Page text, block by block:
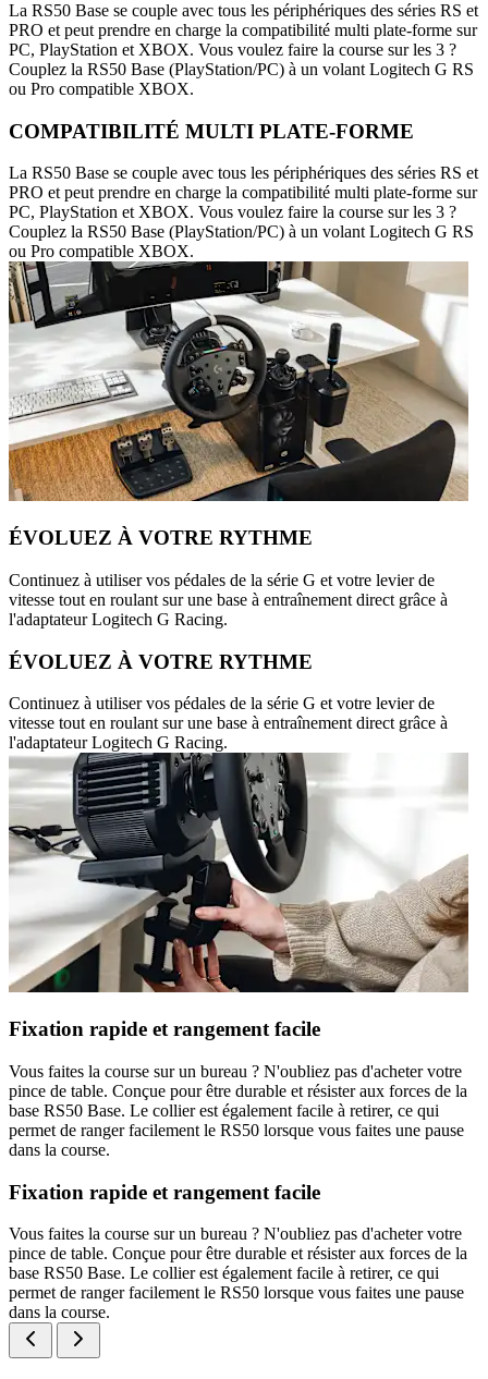
La RS50 Base se couple avec tous les périphériques des séries RS et
PRO et peut prendre en charge la compatibilité multi plate-forme sur
PC, PlayStation et XBOX. Vous voulez faire la course sur les 3 ?
Couplez la RS50 Base (PlayStation/PC) à un volant Logitech G RS
ou Pro compatible XBOX.
COMPATIBILITÉ MULTI PLATE-FORME
La RS50 Base se couple avec tous les périphériques des séries RS et
PRO et peut prendre en charge la compatibilité multi plate-forme sur
PC, PlayStation et XBOX. Vous voulez faire la course sur les 3 ?
Couplez la RS50 Base (PlayStation/PC) à un volant Logitech G RS
ou Pro compatible XBOX.
ÉVOLUEZ À VOTRE RYTHME
Continuez à utiliser vos pédales de la série G et votre levier de
vitesse tout en roulant sur une base à entraînement direct grâce à
l'adaptateur Logitech G Racing.
ÉVOLUEZ À VOTRE RYTHME
Continuez à utiliser vos pédales de la série G et votre levier de
vitesse tout en roulant sur une base à entraînement direct grâce à
l'adaptateur Logitech G Racing.
Fixation rapide et rangement facile
Vous faites la course sur un bureau ? N'oubliez pas d'acheter votre
pince de table. Conçue pour être durable et résister aux forces de la
base RS50 Base. Le collier est également facile à retirer, ce qui
permet de ranger facilement le RS50 lorsque vous faites une pause
dans la course.
Fixation rapide et rangement facile
Vous faites la course sur un bureau ? N'oubliez pas d'acheter votre
pince de table. Conçue pour être durable et résister aux forces de la
base RS50 Base. Le collier est également facile à retirer, ce qui
permet de ranger facilement le RS50 lorsque vous faites une pause
dans la course.